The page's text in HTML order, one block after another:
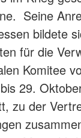
Seine
bildete
für die
Komitee
29.
zu der